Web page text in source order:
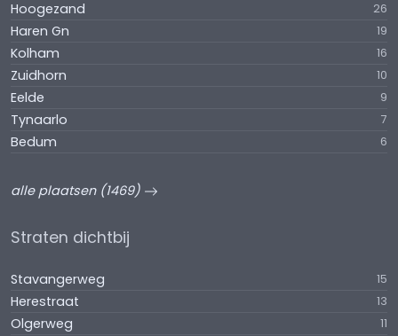
Hoogezand 26
Haren Gn 19
Kolham 16
Zuidhorn 10
Eelde 9
Tynaarlo 7
Bedum 6
alle plaatsen (1469)
Straten dichtbij
Stavangerweg 15
Herestraat 13
Olgerweg 11